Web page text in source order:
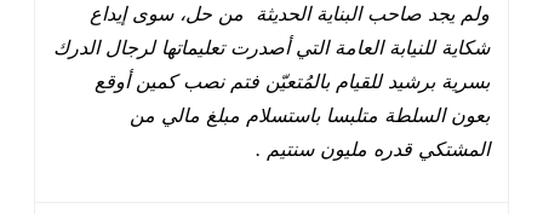
ولم يجد صاحب البناية الحديثة من حل، سوى إيداع
شكاية للنيابة العامة التي أصدرت تعليماتها لرجال الدرك
بسرية برشيد للقيام بالمُتعيّن فتم نصب كمين أوقع
بعون السلطة متلبسا باستسلام مبلغ مالي من
المشتكي قدره مليون سنتيم .